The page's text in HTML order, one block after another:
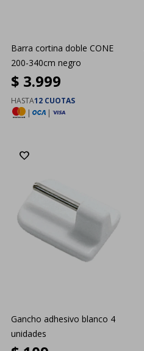
Barra cortina doble CONE
200-340cm negro
$ 3.999
HASTA12 CUOTAS
|
|
Gancho adhesivo blanco 4
unidades